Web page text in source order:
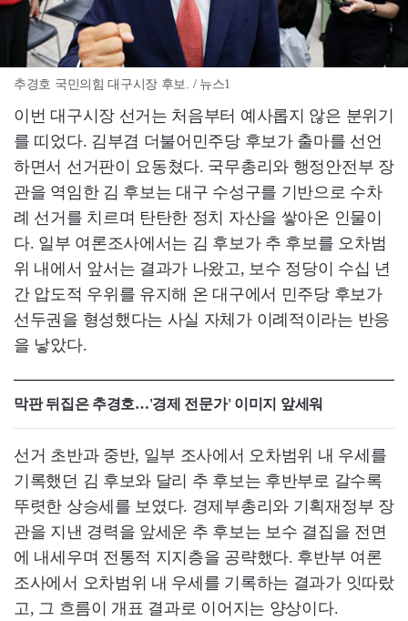
추경호 국민의힘 대구시장 후보. / 뉴스1
이번 대구시장 선거는 처음부터 예사롭지 않은 분위기
를 띠었다. 김부겸 더불어민주당 후보가 출마를 선언
하면서 선거판이 요동쳤다. 국무총리와 행정안전부 장
관을 역임한 김 후보는 대구 수성구를 기반으로 수차
례 선거를 치르며 탄탄한 정치 자산을 쌓아온 인물이
다. 일부 여론조사에서는 김 후보가 추 후보를 오차범
위 내에서 앞서는 결과가 나왔고, 보수 정당이 수십 년
간 압도적 우위를 유지해 온 대구에서 민주당 후보가
선두권을 형성했다는 사실 자체가 이례적이라는 반응
을 낳았다.
막판 뒤집은 추경호…'경제 전문가' 이미지 앞세워
선거 초반과 중반, 일부 조사에서 오차범위 내 우세를
기록했던 김 후보와 달리 추 후보는 후반부로 갈수록
뚜렷한 상승세를 보였다. 경제부총리와 기획재정부 장
관을 지낸 경력을 앞세운 추 후보는 보수 결집을 전면
에 내세우며 전통적 지지층을 공략했다. 후반부 여론
조사에서 오차범위 내 우세를 기록하는 결과가 잇따랐
고, 그 흐름이 개표 결과로 이어지는 양상이다.